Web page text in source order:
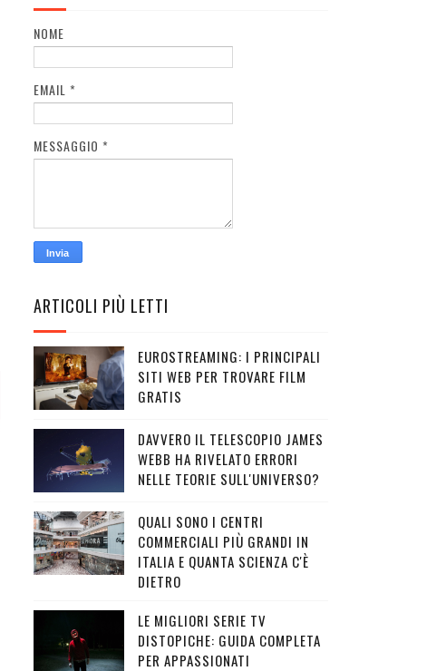
NOME
EMAIL *
MESSAGGIO *
ARTICOLI PIÙ LETTI
EUROSTREAMING: I PRINCIPALI
SITI WEB PER TROVARE FILM
GRATIS
DAVVERO IL TELESCOPIO JAMES
WEBB HA RIVELATO ERRORI
NELLE TEORIE SULL'UNIVERSO?
QUALI SONO I CENTRI
COMMERCIALI PIÙ GRANDI IN
ITALIA E QUANTA SCIENZA C'È
DIETRO
LE MIGLIORI SERIE TV
DISTOPICHE: GUIDA COMPLETA
PER APPASSIONATI